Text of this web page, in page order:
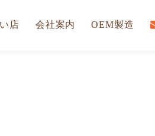
店 会社案内 OEM製造